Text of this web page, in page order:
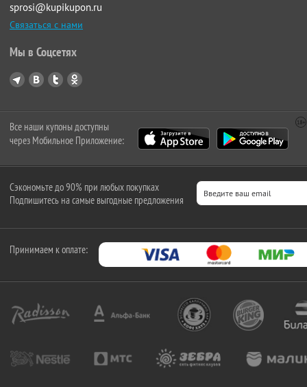
sprosi@kupikupon.ru
Связаться с нами
Мы в Соцсетях
Все наши купоны доступны
через Мобильное Приложение:
Сэкономьте до 90% при любых покупках
Подпишитесь на самые выгодные предложения
Принимаем к оплате: